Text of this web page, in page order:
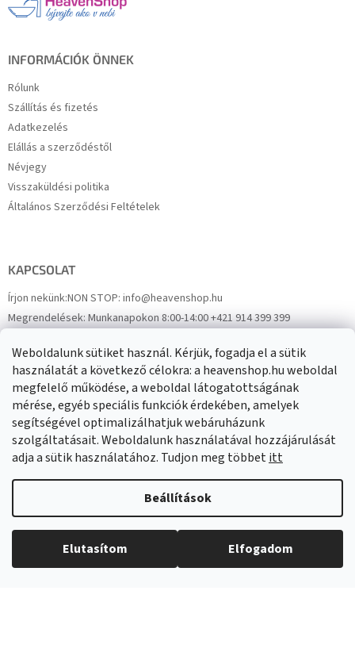
Weboldalunk sütiket használ. Kérjük, fogadja el a sütik
használatát a következő célokra: a heavenshop.hu weboldal
megfelelő működése, a weboldal látogatottságának
mérése, egyéb speciális funkciók érdekében, amelyek
segítségével optimalizálhatjuk webáruházunk
szolgáltatásait. Weboldalunk használatával hozzájárulását
adja a sütik használatához. Tudjon meg többetitt
Beállítások
Elutasítom Elfogadom
INFORMÁCIÓK ÖNNEK
Rólunk
Szállítás és fizetés
Adatkezelés
Elállás a szerződéstől
Névjegy
Visszaküldési politika
Általános Szerződési Feltételek
KAPCSOLAT
Írjon nekünk:NON STOP: info@heavenshop.hu
Megrendelések:Munkanapokon 8:00-14:00 +421 914 399 399
FacebookHeavenShop.sk
Eredményeink